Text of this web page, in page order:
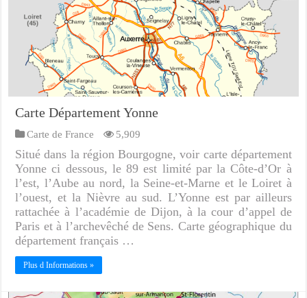
Carte Département Yonne
Carte de France 5,909
Situé dans la région Bourgogne, voir carte département
Yonne ci dessous, le 89 est limité par la Côte-d’Or à
l’est, l’Aube au nord, la Seine-et-Marne et le Loiret à
l’ouest, et la Nièvre au sud. L’Yonne est par ailleurs
rattachée à l’académie de Dijon, à la cour d’appel de
Paris et à l’archevêché de Sens. Carte géographique du
département français …
Plus d Informations »